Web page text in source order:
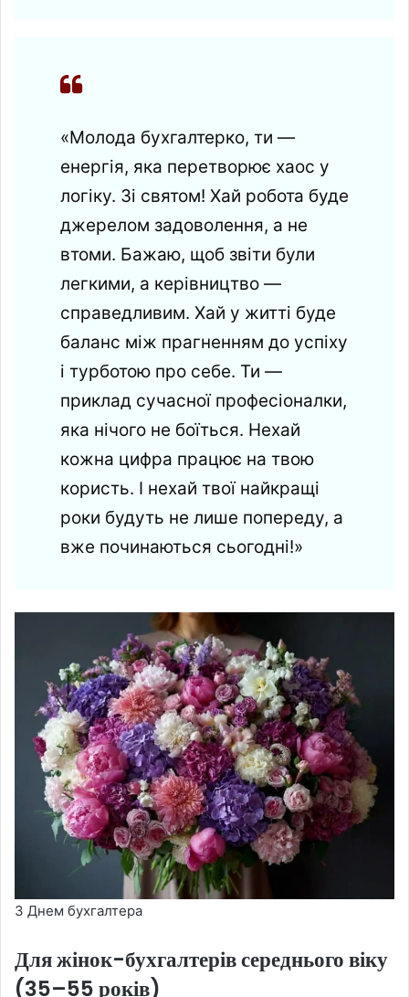
«Молода бухгалтерко, ти —
енергія, яка перетворює хаос у
логіку. Зі святом! Хай робота буде
джерелом задоволення, а не
втоми. Бажаю, щоб звіти були
легкими, а керівництво —
справедливим. Хай у житті буде
баланс між прагненням до успіху
і турботою про себе. Ти —
приклад сучасної професіоналки,
яка нічого не боїться. Нехай
кожна цифра працює на твою
користь. І нехай твої найкращі
роки будуть не лише попереду, а
вже починаються сьогодні!»
З Днем бухгалтера
Для жінок-бухгалтерів середнього віку
(35–55 років)